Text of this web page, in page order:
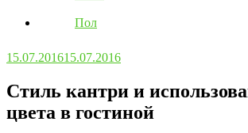
Пол
15.07.201615.07.2016
Стиль кантри и
цвета в гостиной